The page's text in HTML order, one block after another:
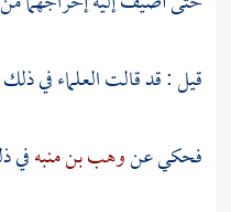
قيل : قد قالت العلماء في
فحكي عنوهب بن منبهفي